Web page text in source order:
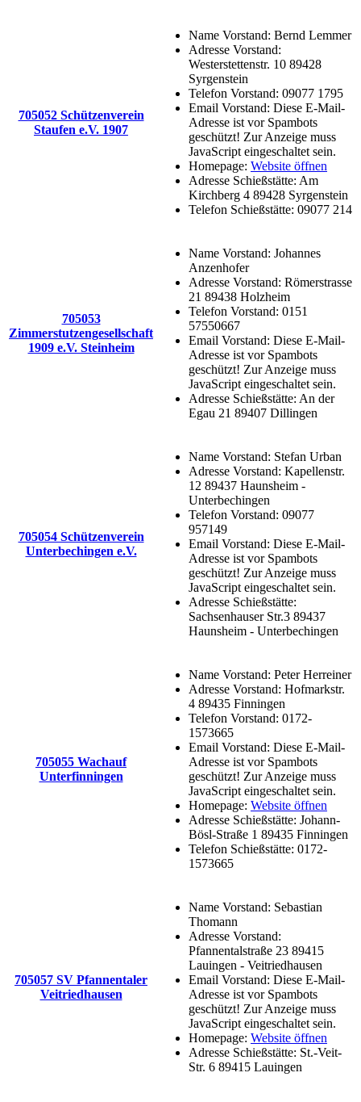
705052 Schützenverein
Staufen e.V. 1907
Name Vorstand: Bernd Lemmer
Adresse Vorstand:
Westerstettenstr. 10 89428
Syrgenstein
Telefon Vorstand: 09077 1795
Email Vorstand: Diese E-Mail-
Adresse ist vor Spambots
geschützt! Zur Anzeige muss
JavaScript eingeschaltet sein.
Homepage: Website öffnen
Adresse Schießstätte: Am
Kirchberg 4 89428 Syrgenstein
Telefon Schießstätte: 09077 214
705053
Zimmerstutzengesellschaft
1909 e.V. Steinheim
Name Vorstand: Johannes
Anzenhofer
Adresse Vorstand: Römerstrasse
21 89438 Holzheim
Telefon Vorstand: 0151
57550667
Email Vorstand: Diese E-Mail-
Adresse ist vor Spambots
geschützt! Zur Anzeige muss
JavaScript eingeschaltet sein.
Adresse Schießstätte: An der
Egau 21 89407 Dillingen
705054 Schützenverein
Unterbechingen e.V.
Name Vorstand: Stefan Urban
Adresse Vorstand: Kapellenstr.
12 89437 Haunsheim -
Unterbechingen
Telefon Vorstand: 09077
957149
Email Vorstand: Diese E-Mail-
Adresse ist vor Spambots
geschützt! Zur Anzeige muss
JavaScript eingeschaltet sein.
Adresse Schießstätte:
Sachsenhauser Str.3 89437
Haunsheim - Unterbechingen
705055 Wachauf
Unterfinningen
Name Vorstand: Peter Herreiner
Adresse Vorstand: Hofmarkstr.
4 89435 Finningen
Telefon Vorstand: 0172-
1573665
Email Vorstand: Diese E-Mail-
Adresse ist vor Spambots
geschützt! Zur Anzeige muss
JavaScript eingeschaltet sein.
Homepage: Website öffnen
Adresse Schießstätte: Johann-
Bösl-Straße 1 89435 Finningen
Telefon Schießstätte: 0172-
1573665
705057 SV Pfannentaler
Veitriedhausen
Name Vorstand: Sebastian
Thomann
Adresse Vorstand:
Pfannentalstraße 23 89415
Lauingen - Veitriedhausen
Email Vorstand: Diese E-Mail-
Adresse ist vor Spambots
geschützt! Zur Anzeige muss
JavaScript eingeschaltet sein.
Homepage: Website öffnen
Adresse Schießstätte: St.-Veit-
Str. 6 89415 Lauingen